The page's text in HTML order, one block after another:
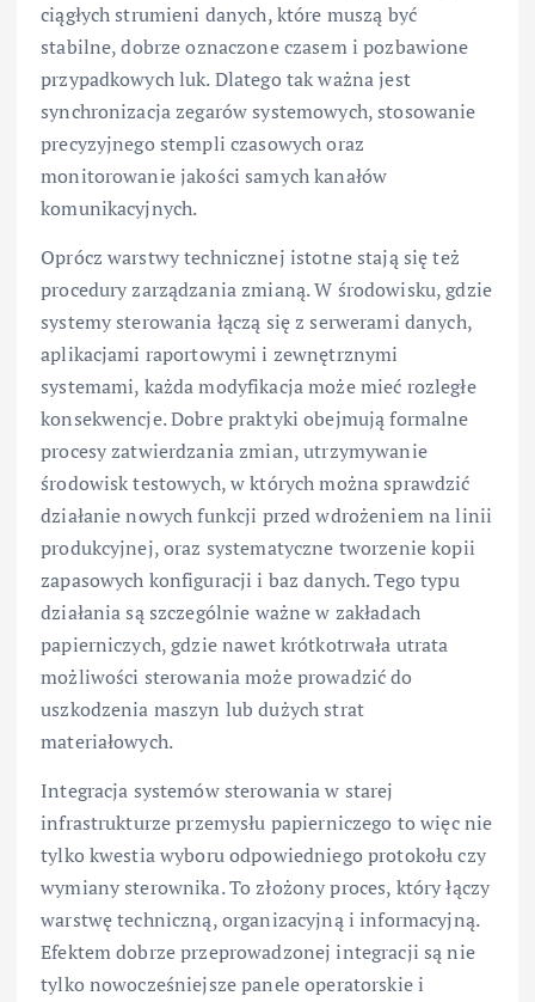
ciągłych strumieni danych, które muszą być
stabilne, dobrze oznaczone czasem i pozbawione
przypadkowych luk. Dlatego tak ważna jest
synchronizacja zegarów systemowych, stosowanie
precyzyjnego stempli czasowych oraz
monitorowanie jakości samych kanałów
komunikacyjnych.
Oprócz warstwy technicznej istotne stają się też
procedury zarządzania zmianą. W środowisku, gdzie
systemy sterowania łączą się z serwerami danych,
aplikacjami raportowymi i zewnętrznymi
systemami, każda modyfikacja może mieć rozległe
konsekwencje. Dobre praktyki obejmują formalne
procesy zatwierdzania zmian, utrzymywanie
środowisk testowych, w których można sprawdzić
działanie nowych funkcji przed wdrożeniem na linii
produkcyjnej, oraz systematyczne tworzenie kopii
zapasowych konfiguracji i baz danych. Tego typu
działania są szczególnie ważne w zakładach
papierniczych, gdzie nawet krótkotrwała utrata
możliwości sterowania może prowadzić do
uszkodzenia maszyn lub dużych strat
materiałowych.
Integracja systemów sterowania w starej
infrastrukturze przemysłu papierniczego to więc nie
tylko kwestia wyboru odpowiedniego protokołu czy
wymiany sterownika. To złożony proces, który łączy
warstwę techniczną, organizacyjną i informacyjną.
Efektem dobrze przeprowadzonej integracji są nie
tylko nowocześniejsze panele operatorskie i